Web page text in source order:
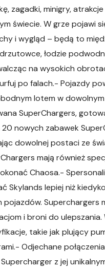
zagadki, minigry,
świecie. W grze pojawi
i wygląd – będą to
łodzie
na wysokich
po falach.- Pojazdy
lotem w
SuperChargers,
nowych zabawek
dowolnej postaci ze
mają również
Chaosa.-
Skylands lepiej niż
Superchargers
i broni do
takie jak plujący
Odjechane
z jej